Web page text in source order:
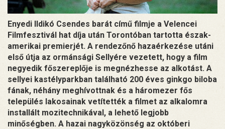
Enyedi Ildikó Csendes barát című filmje a Velencei
Filmfesztivál hat díja után Torontóban tartotta észak-
amerikai premierjét. A rendezőnő hazaérkezése utáni
első útja az ormánsági Sellyére vezetett, hogy a film
negyedik főszereplője is megnézhesse az alkotást. A
sellyei kastélyparkban található 200 éves ginkgo biloba
fának, néhány meghívottnak és a háromezer fős
település lakosainak vetítették a filmet az alkalomra
installált mozitechnikával, a lehető legjobb
minőségben. A hazai nagyközönség az októberi